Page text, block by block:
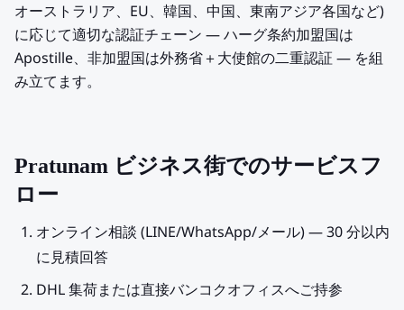
オーストラリア、EU、韓国、中国、東南アジア各国など)
に応じて適切な認証チェーン — ハーグ条約加盟国は
Apostille、非加盟国は外務省＋大使館の二重認証 — を組
み立てます。
Pratunam ビジネス街でのサービスフ
ロー
オンライン相談 (LINE/WhatsApp/メール) — 30 分以内
に見積回答
DHL 集荷または直接バンコクオフィスへご持参